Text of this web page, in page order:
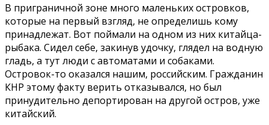
В приграничной зоне много маленьких островков,
которые на первый взгляд, не определишь кому
принадлежат. Вот поймали на одном из них китайца-
рыбака. Сидел себе, закинув удочку, глядел на водную
гладь, а тут люди с автоматами и собаками.
Островок-то оказался нашим, российским. Гражданин
КНР этому факту верить отказывался, но был
принудительно депортирован на другой остров, уже
китайский.